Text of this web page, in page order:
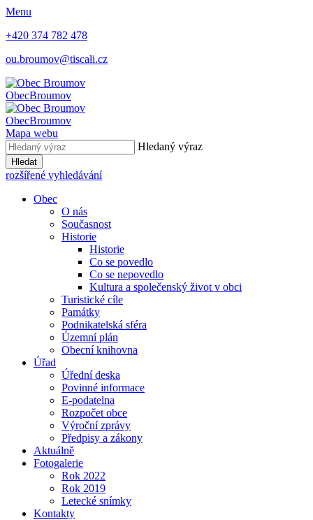
Menu
+420 374 782 478
ou.broumov@tiscali.cz
ObecBroumov
ObecBroumov
Mapa webu
Hledaný výraz
Hledat
rozšířené vyhledávání
Obec
O nás
Současnost
Historie
Historie
Co se povedlo
Co se nepovedlo
Kultura a společenský život v obci
Turistické cíle
Památky
Podnikatelská sféra
Územní plán
Obecní knihovna
Úřad
Úřední deska
Povinné informace
E-podatelna
Rozpočet obce
Výroční zprávy
Předpisy a zákony
Aktuálně
Fotogalerie
Rok 2022
Rok 2019
Letecké snímky
Kontakty